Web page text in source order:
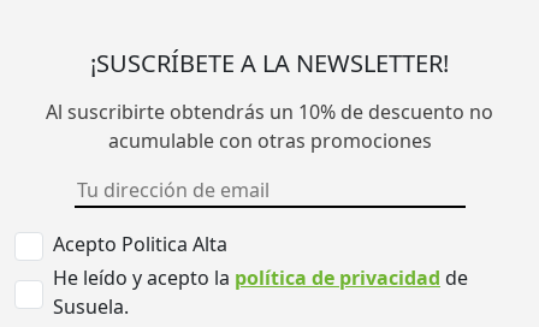
¡SUSCRÍBETE A LA NEWSLETTER!
Al suscribirte obtendrás un 10% de descuento no
acumulable con otras promociones
Acepto Politica Alta
He leído y acepto la política de privacidad de
Susuela.